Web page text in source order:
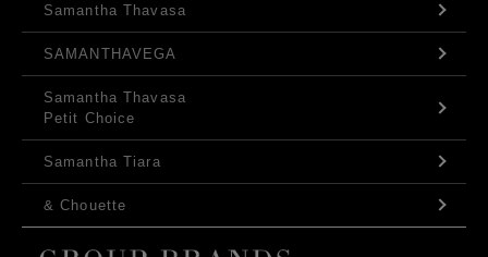
Samantha Thavasa
SAMANTHAVEGA
Samantha Thavasa
Petit Choice
Samantha Tiara
& Chouette